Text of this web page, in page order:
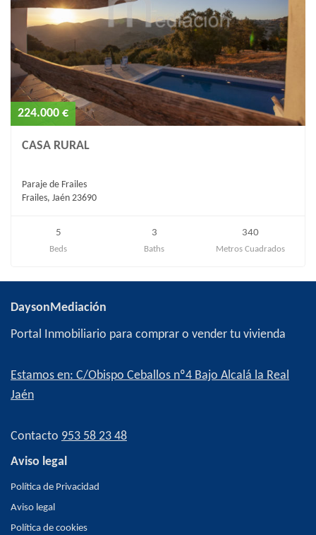
224.000 €
CASA RURAL
Paraje de Frailes
Frailes, Jaén 23690
5
Beds
3
Baths
340
Metros Cuadrados
DaysonMediación
Portal Inmobiliario para comprar o vender tu vivienda
Estamos en: C/Obispo Ceballos nº4 Bajo Alcalá la Real
Jaén
Contacto 953 58 23 48
Aviso legal
Política de Privacidad
Aviso legal
Política de cookies